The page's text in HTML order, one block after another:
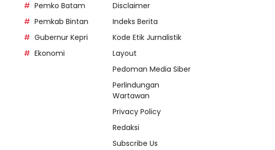
Pemko Batam
Pemkab Bintan
Gubernur Kepri
Ekonomi
Disclaimer
Indeks Berita
Kode Etik Jurnalistik
Layout
Pedoman Media Siber
Perlindungan
Wartawan
Privacy Policy
Redaksi
Subscribe Us